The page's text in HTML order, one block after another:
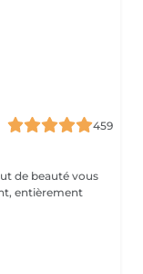
459
de beauté vous
entièrement